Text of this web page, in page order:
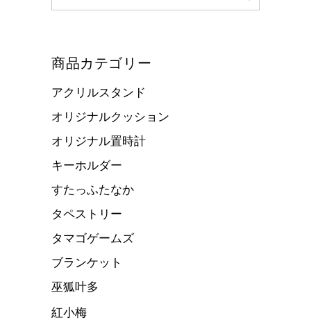
索:
商品カテゴリー
アクリルスタンド
オリジナルクッション
オリジナル置時計
キーホルダー
すたっふたなか
タペストリー
タマゴゲームズ
ブランケット
巫狐叶多
紅小梅